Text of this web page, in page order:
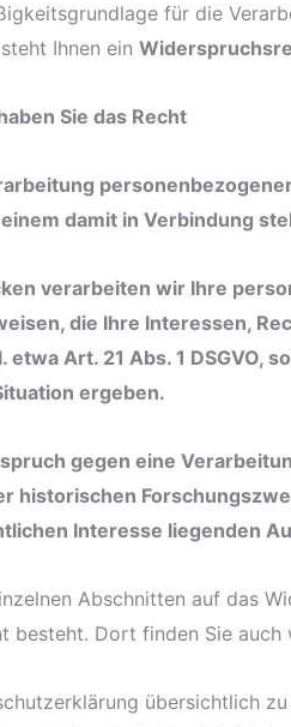
für die
Ihnen ein
Sie das Recht
damit in Verbindung
verarbeiten wir Ihre
die Ihre Interessen,
etwa Art. 21 Abs. 1 DSGVO,
ergeben.
gegen eine
historischen
Interesse liegenden
Abschnitten auf das
besteht. Dort finden Sie
übersichtlich